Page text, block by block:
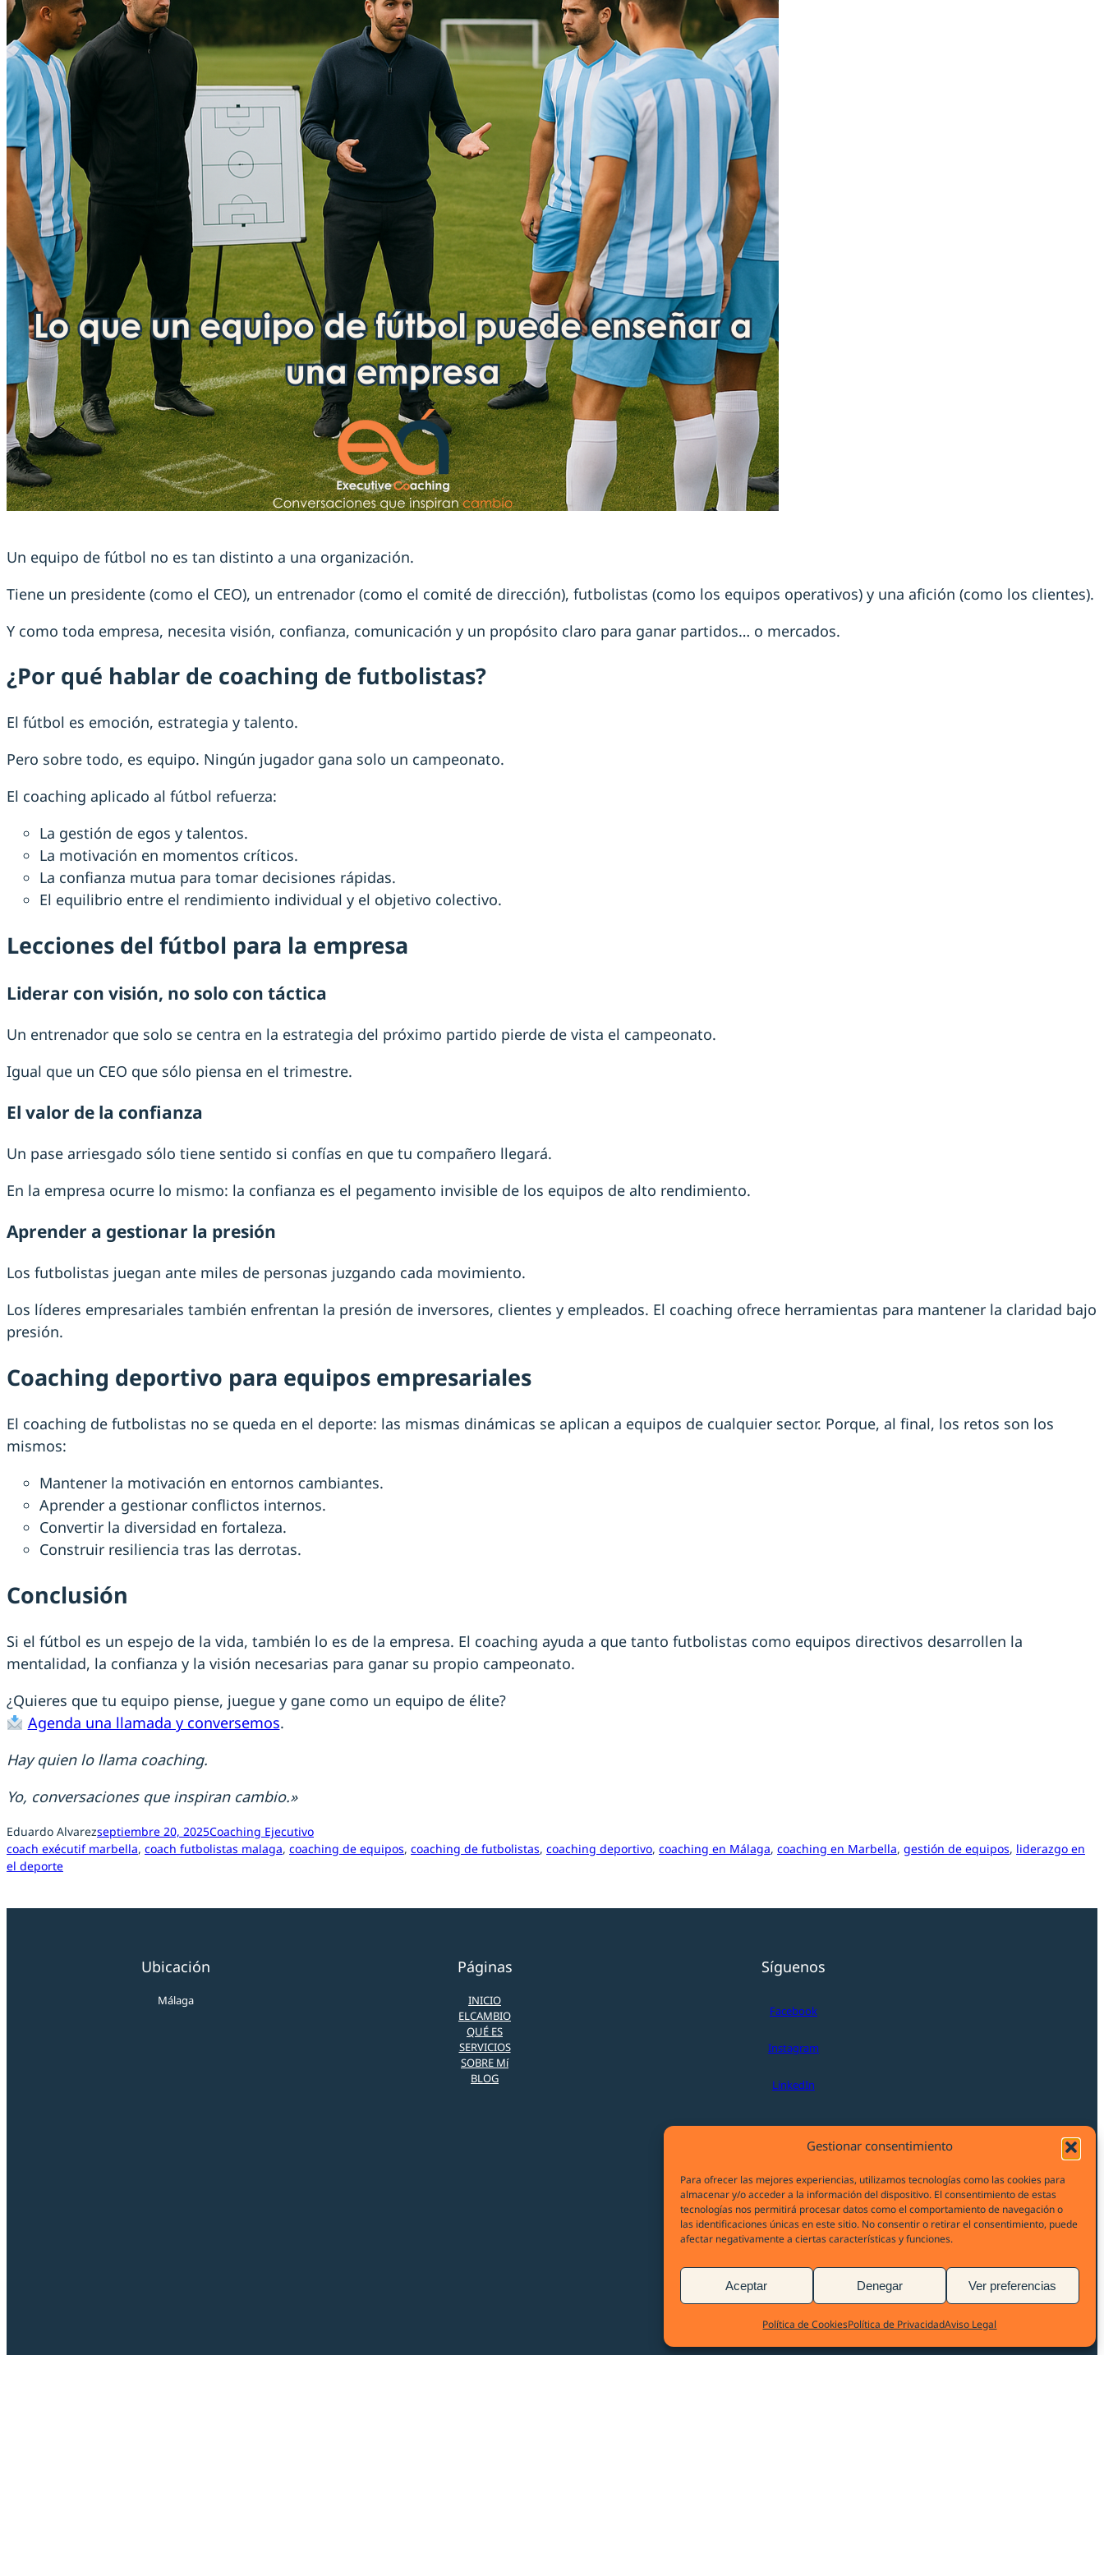
Gestionar consentimiento
Para ofrecer las mejores experiencias, utilizamos tecnologías como las cookies para
almacenar y/o acceder a la información del dispositivo. El consentimiento de estas
tecnologías nos permitirá procesar datos como el comportamiento de navegación o
las identificaciones únicas en este sitio. No consentir o retirar el consentimiento, puede
afectar negativamente a ciertas características y funciones.
Aceptar Denegar Ver preferencias
Política de CookiesPolítica de PrivacidadAviso Legal
Un equipo de fútbol no es tan distinto a una organización.
Tiene un presidente (como el CEO), un entrenador (como el comité de dirección), futbolistas (como los equipos operativos) y una afición (como los clientes).
Y como toda empresa, necesita visión, confianza, comunicación y un propósito claro para ganar partidos… o mercados.
¿Por qué hablar de coaching de futbolistas?
El fútbol es emoción, estrategia y talento.
Pero sobre todo, es equipo. Ningún jugador gana solo un campeonato.
El coaching aplicado al fútbol refuerza:
La gestión de egos y talentos.
La motivación en momentos críticos.
La confianza mutua para tomar decisiones rápidas.
El equilibrio entre el rendimiento individual y el objetivo colectivo.
Lecciones del fútbol para la empresa
Liderar con visión, no solo con táctica
Un entrenador que solo se centra en la estrategia del próximo partido pierde de vista el campeonato.
Igual que un CEO que sólo piensa en el trimestre.
El valor de la confianza
Un pase arriesgado sólo tiene sentido si confías en que tu compañero llegará.
En la empresa ocurre lo mismo: la confianza es el pegamento invisible de los equipos de alto rendimiento.
Aprender a gestionar la presión
Los futbolistas juegan ante miles de personas juzgando cada movimiento.
Los líderes empresariales también enfrentan la presión de inversores, clientes y empleados. El coaching ofrece herramientas para mantener la claridad bajo
presión.
Coaching deportivo para equipos empresariales
El coaching de futbolistas no se queda en el deporte: las mismas dinámicas se aplican a equipos de cualquier sector. Porque, al final, los retos son los
mismos:
Mantener la motivación en entornos cambiantes.
Aprender a gestionar conflictos internos.
Convertir la diversidad en fortaleza.
Construir resiliencia tras las derrotas.
Conclusión
Si el fútbol es un espejo de la vida, también lo es de la empresa. El coaching ayuda a que tanto futbolistas como equipos directivos desarrollen la
mentalidad, la confianza y la visión necesarias para ganar su propio campeonato.
¿Quieres que tu equipo piense, juegue y gane como un equipo de élite?
Agenda una llamada y conversemos.
Hay quien lo llama coaching.
Yo, conversaciones que inspiran cambio.»
Eduardo Alvarezseptiembre 20, 2025Coaching Ejecutivo
coach exécutif marbella, coach futbolistas malaga, coaching de equipos, coaching de futbolistas, coaching deportivo, coaching en Málaga, coaching en Marbella, gestión de equipos, liderazgo en
el deporte
Ubicación
Málaga
Páginas
INICIO
ELCAMBIO
QUÉ ES
SERVICIOS
SOBRE Mí
BLOG
Síguenos
Facebook
Instagram
LinkedIn